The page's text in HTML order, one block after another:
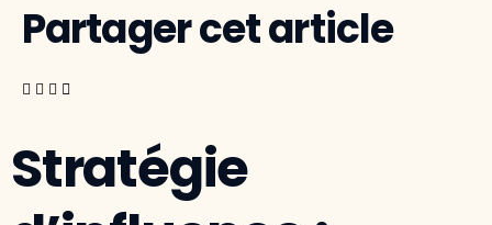
Partager cet article
Stratégie